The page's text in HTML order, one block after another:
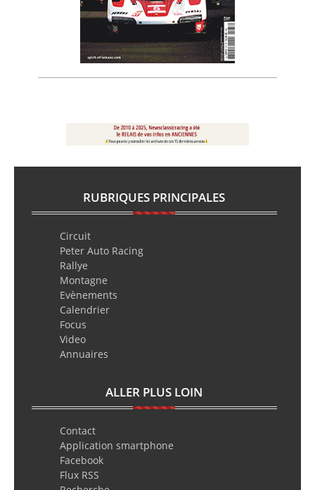
RUBRIQUES PRINCIPALES
Circuit
Peter Auto Racing
Rallye
Montagne
Evènements
Calendrier
Focus
Video
Annuaires
ALLER PLUS LOIN
Contact
Application smartphone
Facebook
Flux RSS